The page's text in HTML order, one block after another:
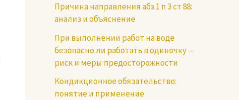
Причина направления абз 1 п 3 ст 88:
анализ и объяснение
При выполнении работ на воде
безопасно ли работать в одиночку —
риск и меры предосторожности
Кондикционное обязательство:
понятие и применение.